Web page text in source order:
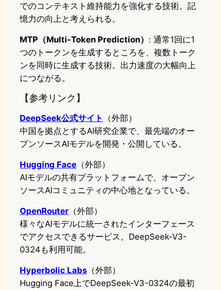
でのコンテキスト維持能力を強化する技術。記
憶力の向上と考えられる。
MTP（Multi-Token Prediction） : 通常1回に1
つのトークンを生成するところを、複数トーク
ンを同時に生成する技術。出力速度の大幅向上
につながる。
【参考リンク】
DeepSeek公式サイト
（外部）
中国を拠点とするAI研究企業で、最先端のオー
プンソースAIモデルを開発・公開している。
Hugging Face （外部）
AIモデルの共有プラットフォームで、オープン
ソースAIコミュニティの中心地となっている。
OpenRouter （外部）
様々なAIモデルに統一されたインターフェース
でアクセスできるサービス。DeepSeek-V3-
0324も利用可能。
Hyperbolic Labs （外部）
Hugging Face上でDeepSeek-V3-0324の最初